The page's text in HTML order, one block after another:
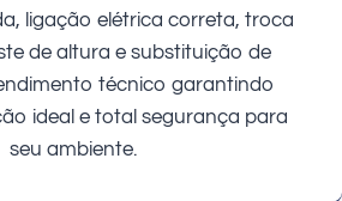
ligação elétrica correta, troca
de altura e substituição de
técnico garantindo
ideal e total segurança para
seu ambiente.